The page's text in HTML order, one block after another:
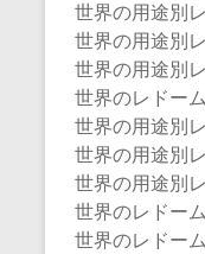
世界の用途別
世界の用途別
世界の用途別
世界のレドー
世界の用途別
世界の用途別
世界の用途別
世界のレドー
世界のレドー